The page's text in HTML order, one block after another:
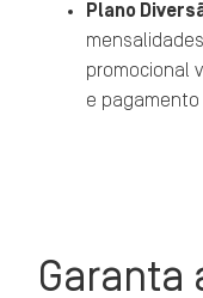
Plano
promocional
e pagamento
Garanta